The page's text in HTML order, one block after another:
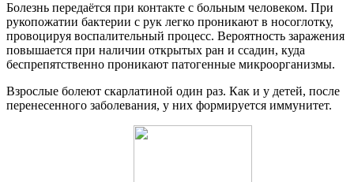
Болезнь передаётся при контакте с больным человеком. При
рукопожатии бактерии с рук легко проникают в носоглотку,
провоцируя воспалительный процесс. Вероятность заражения
повышается при наличии открытых ран и ссадин, куда
беспрепятственно проникают патогенные микроорганизмы.
Взрослые болеют скарлатиной один раз. Как и у детей, после
перенесенного заболевания, у них формируется иммунитет.